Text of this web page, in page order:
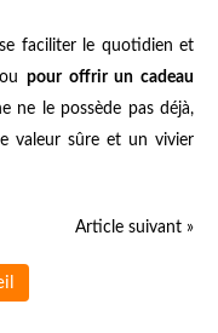
faciliter le quotidien et
pour offrir un cadeau
ne le possède pas déjà,
valeur sûre et un vivier
Article suivant »